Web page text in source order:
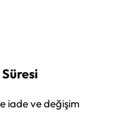
iade ve değişim